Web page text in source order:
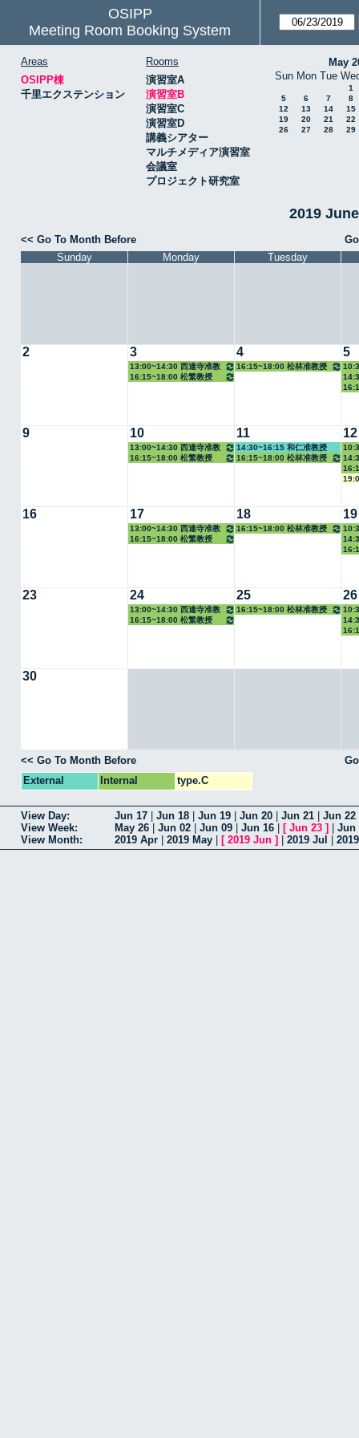
OSIPP
Meeting Room Booking System
Areas
OSIPP棟
千里エクステンション
Rooms
演習室A
演習室B
演習室C
演習室D
講義シアター
マルチメディア演習室
会議室
プロジェクト研究室
May
Sun Mon Tue
1
5
6 7
8
12
13 14
15
19
20 21
22
26
27 28 29
2019
<< Go To Month Before
Sunday
Monday Tuesday
2 3
13:00~14:30 西連寺准教
授
16:15~18:00 松繁教授
4
16:15~18:00 松林准教授
5
9 10
13:00~14:30 西連寺准教
授
16:15~18:00 松繁教授
11
14:30~16:15 和仁准教授
16:15~18:00 松林准教授
12
16 17
13:00~14:30 西連寺准教
授
16:15~18:00 松繁教授
18
16:15~18:00 松林准教授
19
23 24
13:00~14:30 西連寺准教
授
16:15~18:00 松繁教授
25
16:15~18:00 松林准教授
26
30
<< Go To Month Before
External
Internal type.C
View Day: Jun 17 Jun 18 Jun 19 Jun 20 Jun 21 Jun 22
View Week:
May 26 Jun 02 Jun 09 Jun 16 [ Jun 23 ]
Jun
View Month:
2019 Apr 2019 May [ 2019 Jun ] 2019 Jul